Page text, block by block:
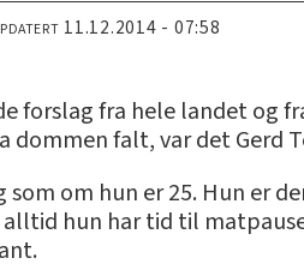
11.12.2014 - 07:58
forslag fra hele landet og
dommen falt, var det Gerd
som om hun er 25. Hun er
hun har tid til